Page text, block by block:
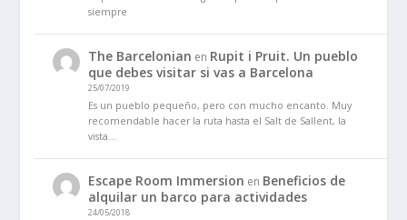
siempre
The Barcelonian en Rupit i Pruit. Un pueblo
que debes visitar si vas a Barcelona
25/07/2019
Es un pueblo pequeño, pero con mucho encanto. Muy
recomendable hacer la ruta hasta el Salt de Sallent, la
vista…
Escape Room Immersion en Beneficios de
alquilar un barco para actividades
24/05/2018